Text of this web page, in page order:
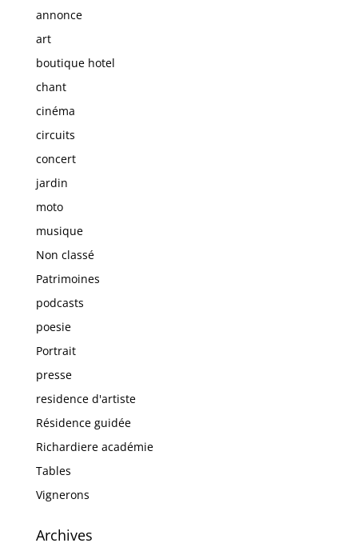
annonce
art
boutique hotel
chant
cinéma
circuits
concert
jardin
moto
musique
Non classé
Patrimoines
podcasts
poesie
Portrait
presse
residence d'artiste
Résidence guidée
Richardiere académie
Tables
Vignerons
Archives